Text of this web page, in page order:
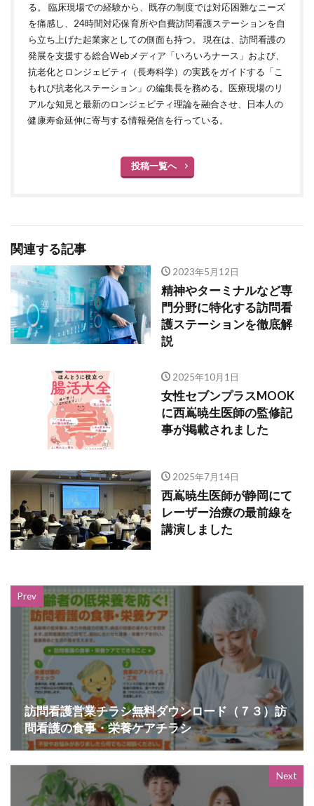
る。 臨床現場での経験から、既存の制度では対応困難なニーズ
を痛感し、24時間対応保育所や自費訪問看護ステーションを自
ら立ち上げた起業家としての側面も持つ。 現在は、訪問看護の
発展を支援する総合Webメディア「いろいろナース」および、
抗老化とロンジェビティ（長寿科学）の実践をガイドする「こ
もれび抗老化ステーション」の編集長を務める。医療現場のリ
アルな知見と最新のロンジェビティ理論を融合させ、日本人の
健康寿命延伸に寄与する情報発信を行っている。
投稿一覧へ
関連する記事
2023年5月12日
精神やターミナルなど専
門分野に特化する訪問看
護ステーションを徹底解
説
2025年10月1日
女性セブンプラスMOOK
に西嶌暁生医師の監修記
事が掲載されました
2025年7月14日
西嶌暁生医師が静岡にて
レーザー治療の最前線を
講演しました
Prev
訪問看護営業チラシ無料ダウンロード（７３）訪
問看護の食事・栄養ケアチラシ
Next